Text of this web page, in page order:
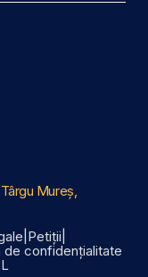
Mureș,
Petiții
de confidențialitate